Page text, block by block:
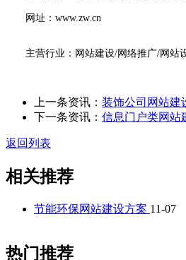
网址：www.zw.cn
主营行业：网站建设/网络推广/网站
上一条资讯： 装饰公司网站建
下一条资讯： 信息门户类网站
返回列表
相关推荐
节能环保网站建设方案 11-07
热门推荐